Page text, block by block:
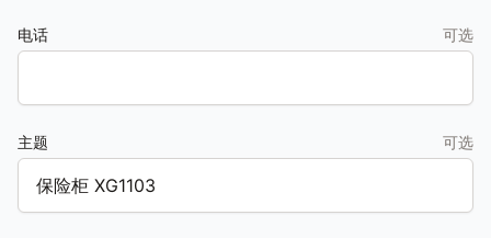
电话 可选
主题 可选